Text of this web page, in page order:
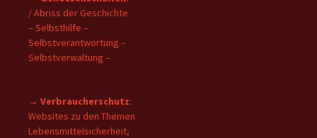
/ Abriss der Geschichte
– Selbsthilfe –
Selbstverantwortung –
Selbstverwaltung –
→ Verbraucherschutz:
Websites zu den Themen
Lebensmittelsicherheit,